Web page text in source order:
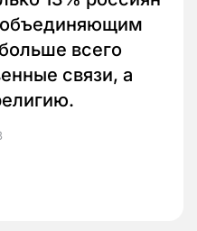
объединяющим
всего
связи, а